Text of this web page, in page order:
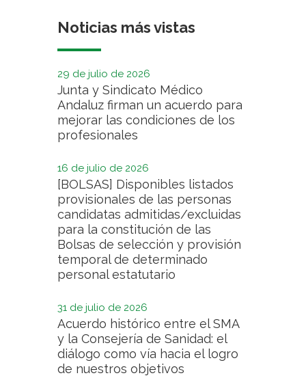
Noticias más vistas
29 de julio de 2026
Junta y Sindicato Médico
Andaluz firman un acuerdo para
mejorar las condiciones de los
profesionales
16 de julio de 2026
[BOLSAS] Disponibles listados
provisionales de las personas
candidatas admitidas/excluidas
para la constitución de las
Bolsas de selección y provisión
temporal de determinado
personal estatutario
31 de julio de 2026
Acuerdo histórico entre el SMA
y la Consejería de Sanidad: el
diálogo como vía hacia el logro
de nuestros objetivos